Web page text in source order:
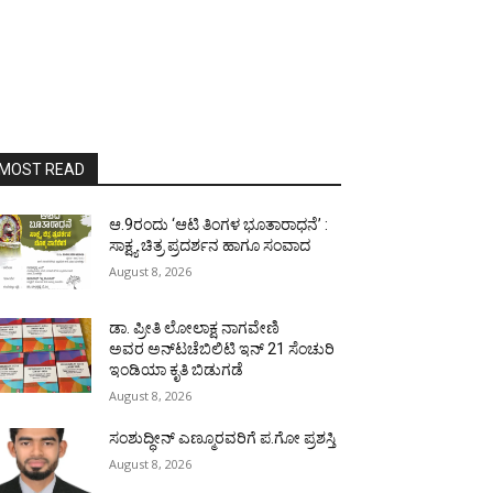
READ
ಆ.9ರಂದು ‘ಆಟಿ ತಿಂಗಳ ಭೂತಾರಾಧನೆ’ :
ಸಾಕ್ಷ್ಯ ಚಿತ್ರ ಪ್ರದರ್ಶನ ಹಾಗೂ ಸಂವಾದ
August 8, 2026
ಡಾ. ಪ್ರೀತಿ ಲೋಲಾಕ್ಷ ನಾಗವೇಣಿ
ಅವರ ಅನ್‌ಟಚೆಬಿಲಿಟಿ ಇನ್ 21 ಸೆಂಚುರಿ
ಇಂಡಿಯಾ ಕೃತಿ ಬಿಡುಗಡೆ
August 8, 2026
ಸಂಶುದ್ಧೀನ್ ಎಣ್ಮೂರವರಿಗೆ ಪ.ಗೋ ಪ್ರಶಸ್ತಿ
August 8, 2026